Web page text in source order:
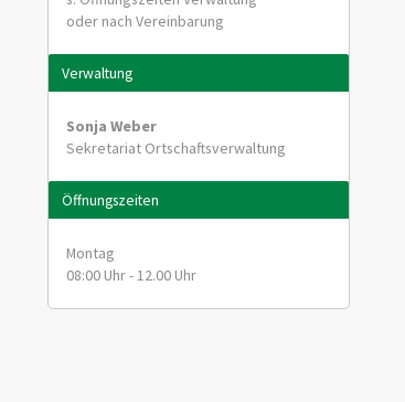
oder nach Vereinbarung
Verwaltung
Sonja Weber
Sekretariat Ortschaftsverwaltung
Öffnungszeiten
Montag
08:00 Uhr - 12.00 Uhr